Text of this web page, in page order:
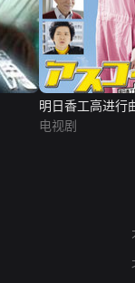
明日香工高进行
电视剧